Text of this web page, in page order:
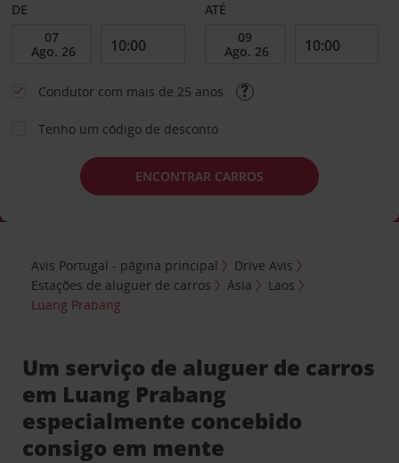
DE ATÉ
Condutor com mais de 25 anos
Tenho um código de desconto
ENCONTRAR CARROS
Avis Portugal - página principal
Drive Avis
Estações de aluguer de carros
Ásia
Laos
Luang Prabang
Um serviço de aluguer de carros
em Luang Prabang
especialmente concebido
consigo em mente